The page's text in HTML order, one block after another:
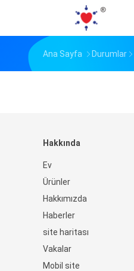
Ana Sayfa Durumlar
Hakkında
Ev
Ürünler
Hakkımızda
Haberler
site haritası
Vakalar
Mobil site